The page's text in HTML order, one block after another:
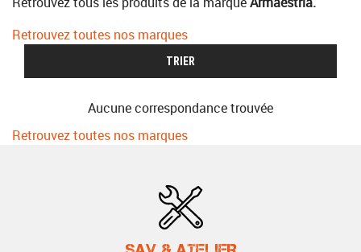
Retrouvez toutes nos marques
TRIER
Aucune correspondance trouvée
Retrouvez toutes nos marques